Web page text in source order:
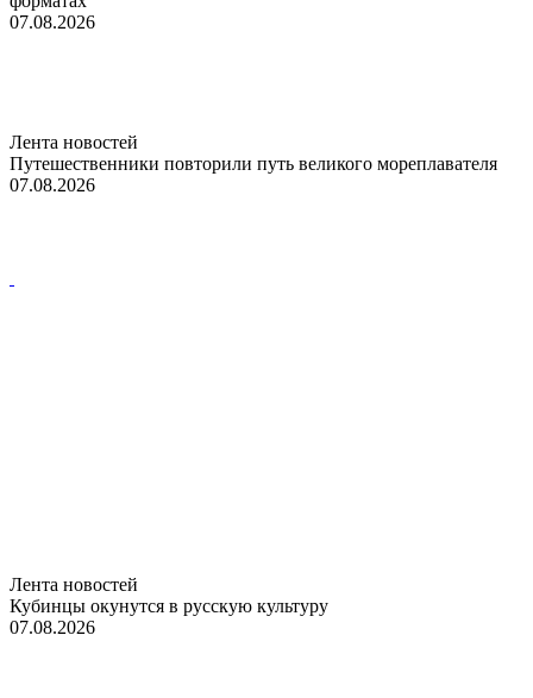
07.08.2026
Лента новостей
Путешественники повторили путь великого мореплавателя
07.08.2026
Лента новостей
Кубинцы окунутся в русскую культуру
07.08.2026